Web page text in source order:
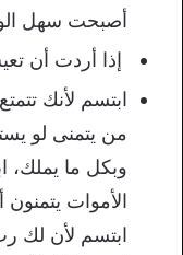
أصبحت سهل
إذا أردت أن
ابتسم لأنك
من يتمنى لو
وبكل ما
الأموات يتمنون
ابتسم لأن لك